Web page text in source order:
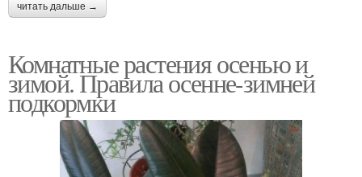
читать дальше →
Комнатные растения осенью и
зимой. Правила осенне-зимней
подкормки